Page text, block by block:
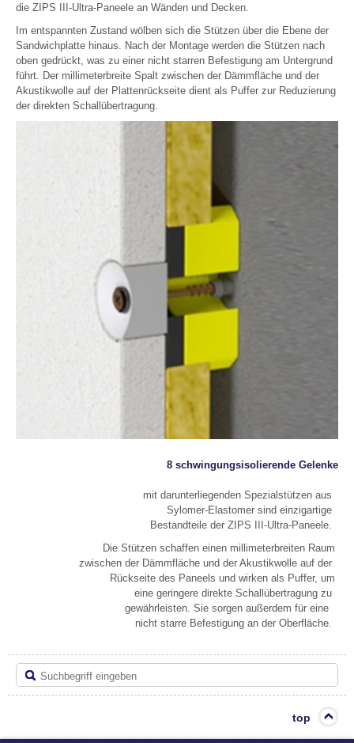
die ZIPS III-Ultra-Paneele an Wänden und Decken.
Im entspannten Zustand wölben sich die Stützen über die Ebene der
Sandwichplatte hinaus. Nach der Montage werden die Stützen nach
oben gedrückt, was zu einer nicht starren Befestigung am Untergrund
führt. Der millimeterbreite Spalt zwischen der Dämmfläche und der
Akustikwolle auf der Plattenrückseite dient als Puffer zur Reduzierung
der direkten Schallübertragung.
8 schwingungsisolierende Gelenke
mit darunterliegenden Spezialstützen aus
Sylomer-Elastomer sind einzigartige
Bestandteile der ZIPS III-Ultra-Paneele.
Die Stützen schaffen einen millimeterbreiten Raum
zwischen der Dämmfläche und der Akustikwolle auf der
Rückseite des Paneels und wirken als Puffer, um
eine geringere direkte Schallübertragung zu
gewährleisten. Sie sorgen außerdem für eine
nicht starre Befestigung an der Oberfläche.
top